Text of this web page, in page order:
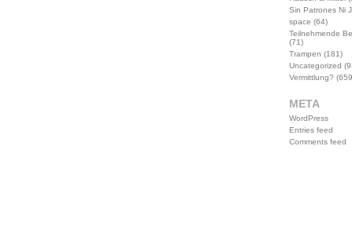
Sin Patrones Ni
space (64)
Teilnehmende
(71)
Trampen (181)
Uncategorized
Vermittlung?
META
WordPress
Entries feed
Comments feed